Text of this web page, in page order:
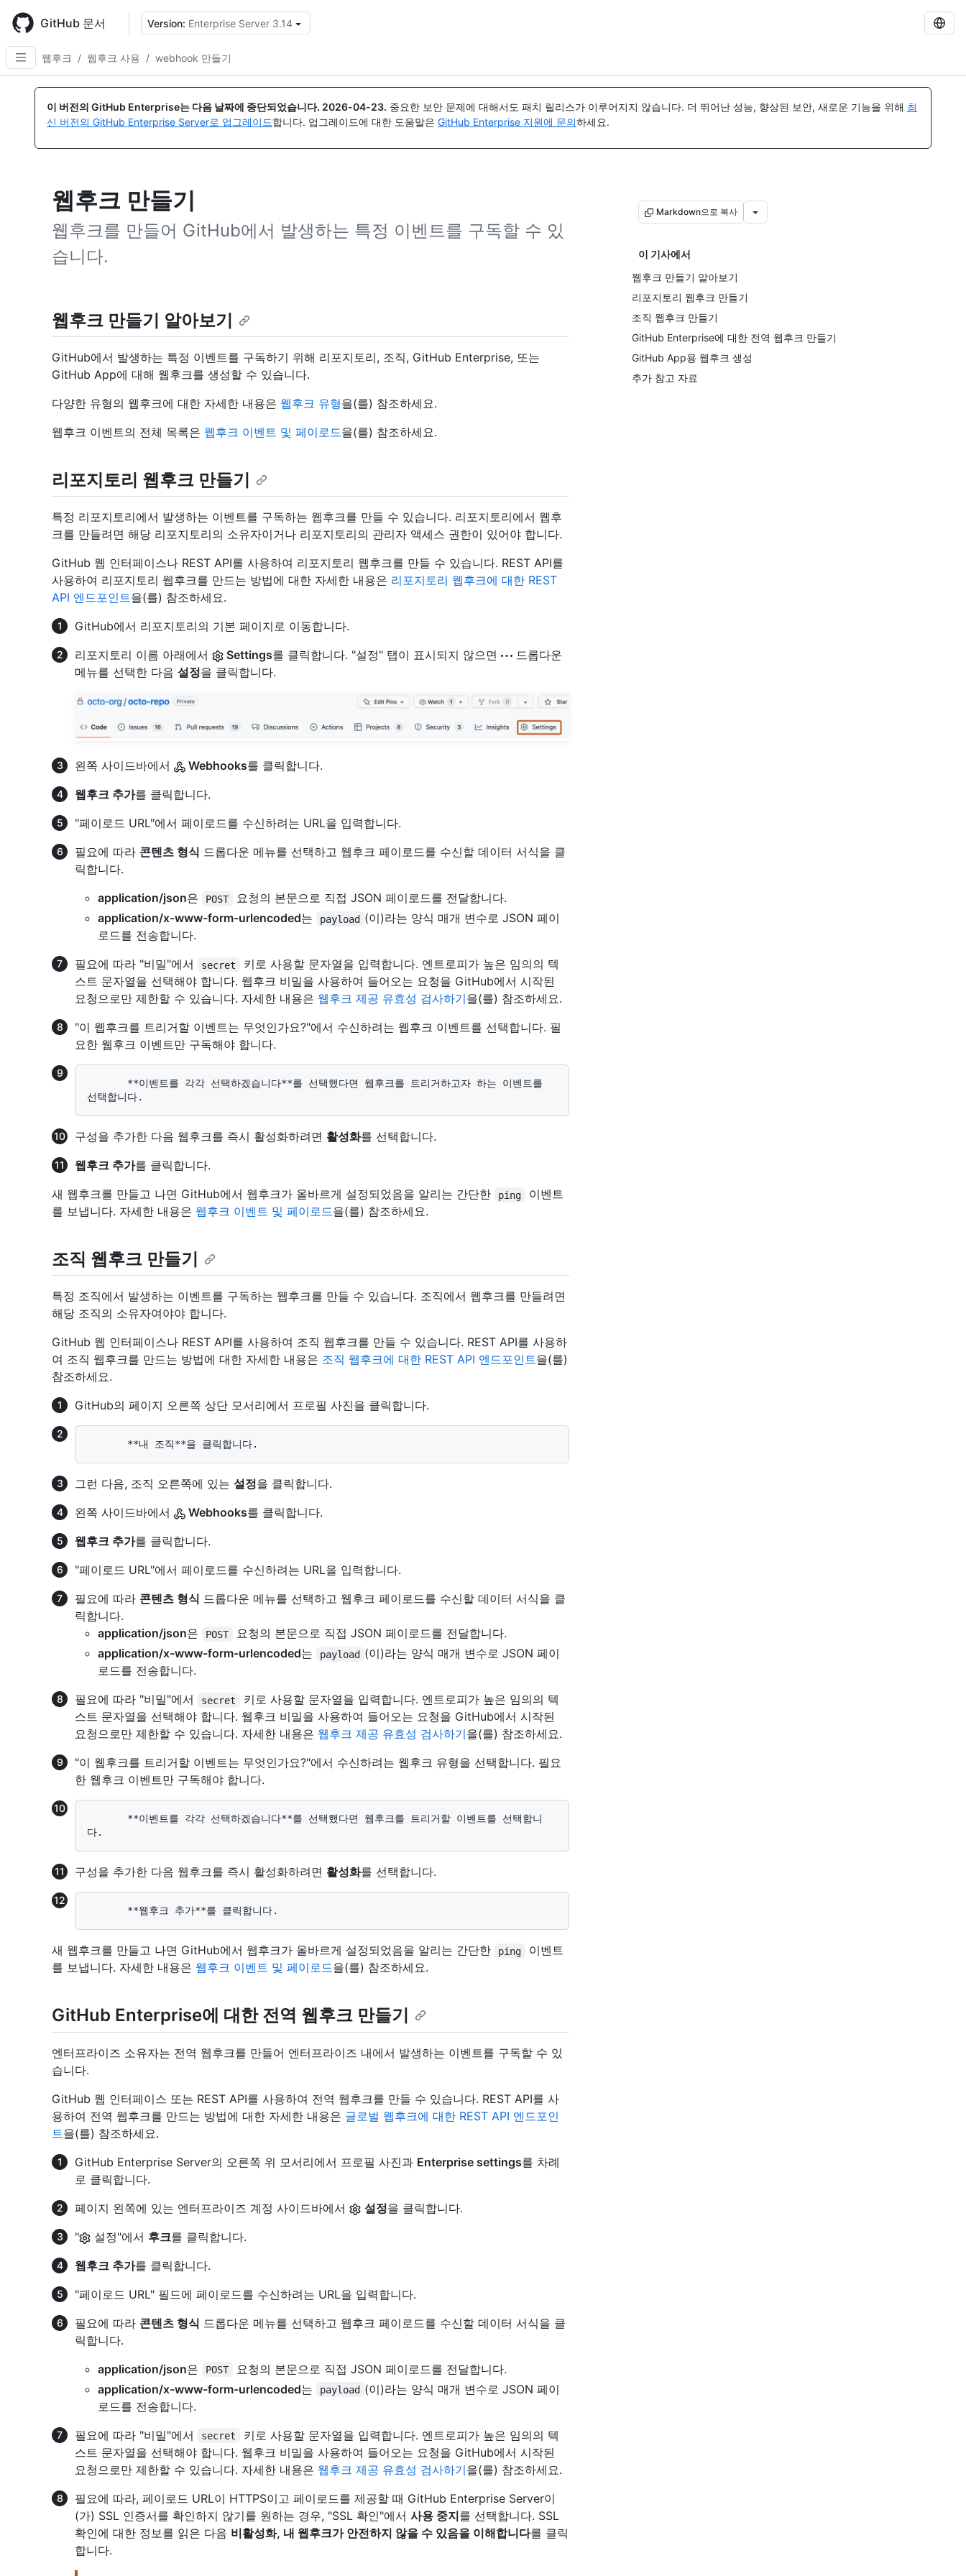
main
content
GitHub 문서 Version: Enterprise Server 3.14
웹후크
/ 웹후크 사용 / webhook 만들기
이 버전의 GitHub Enterprise는 다음 날짜에 중단되었습니다. 2026-04-23. 중요한 보안 문제에 대해서도 패치 릴리스가 이루어지지 않습니다. 더 뛰어난 성능, 향상된 보안, 새로운 기능을 위해 최
신 버전의 GitHub Enterprise Server로 업그레이드합니다. 업그레이드에 대한 도움말은 GitHub Enterprise 지원에 문의하세요.
웹후크 만들기
웹후크를 만들어 GitHub에서 발생하는 특정 이벤트를 구독할 수 있
습니다.
Markdown으로 복사
이 기사에서
웹후크 만들기 알아보기
리포지토리 웹후크 만들기
조직 웹후크 만들기
GitHub Enterprise에 대한 전역 웹후크 만들기
GitHub App용 웹후크 생성
추가 참고 자료
웹후크 만들기 알아보기
GitHub에서 발생하는 특정 이벤트를 구독하기 위해 리포지토리, 조직, GitHub Enterprise, 또는
GitHub App에 대해 웹후크를 생성할 수 있습니다.
다양한 유형의 웹후크에 대한 자세한 내용은 웹후크 유형을(를) 참조하세요.
웹후크 이벤트의 전체 목록은 웹후크 이벤트 및 페이로드을(를) 참조하세요.
리포지토리 웹후크 만들기
특정 리포지토리에서 발생하는 이벤트를 구독하는 웹후크를 만들 수 있습니다. 리포지토리에서 웹후
크를 만들려면 해당 리포지토리의 소유자이거나 리포지토리의 관리자 액세스 권한이 있어야 합니다.
GitHub 웹 인터페이스나 REST API를 사용하여 리포지토리 웹후크를 만들 수 있습니다. REST API를
사용하여 리포지토리 웹후크를 만드는 방법에 대한 자세한 내용은 리포지토리 웹후크에 대한 REST
API 엔드포인트을(를) 참조하세요.
GitHub에서 리포지토리의 기본 페이지로 이동합니다.
리포지토리 이름 아래에서
Settings를 클릭합니다. "설정" 탭이 표시되지 않으면
드롭다운
메뉴를 선택한 다음 설정을 클릭합니다.
왼쪽 사이드바에서 Webhooks를 클릭합니다.
웹후크 추가를 클릭합니다.
"페이로드 URL"에서 페이로드를 수신하려는 URL을 입력합니다.
필요에 따라 콘텐츠 형식 드롭다운 메뉴를 선택하고 웹후크 페이로드를 수신할 데이터 서식을 클
릭합니다.
application/json은 POST
요청의 본문으로 직접 JSON 페이로드를 전달합니다.
application/x-www-form-urlencoded는 payload (이)라는 양식 매개 변수로 JSON 페이
로드를 전송합니다.
필요에 따라 "비밀"에서
secret
키로 사용할 문자열을 입력합니다. 엔트로피가 높은 임의의 텍
스트 문자열을 선택해야 합니다. 웹후크 비밀을 사용하여 들어오는 요청을 GitHub에서 시작된
요청으로만 제한할 수 있습니다. 자세한 내용은 웹후크 제공 유효성 검사하기을(를) 참조하세요.
"이 웹후크를 트리거할 이벤트는 무엇인가요?"에서 수신하려는 웹후크 이벤트를 선택합니다. 필
요한 웹후크 이벤트만 구독해야 합니다.
구성을 추가한 다음 웹후크를 즉시 활성화하려면 활성화를 선택합니다.
웹후크 추가를 클릭합니다.
새 웹후크를 만들고 나면 GitHub에서 웹후크가 올바르게 설정되었음을 알리는 간단한
ping
이벤트
를 보냅니다. 자세한 내용은 웹후크 이벤트 및 페이로드을(를) 참조하세요.
조직 웹후크 만들기
특정 조직에서 발생하는 이벤트를 구독하는 웹후크를 만들 수 있습니다. 조직에서 웹후크를 만들려면
해당 조직의 소유자여야야 합니다.
GitHub 웹 인터페이스나 REST API를 사용하여 조직 웹후크를 만들 수 있습니다. REST API를 사용하
여 조직 웹후크를 만드는 방법에 대한 자세한 내용은 조직 웹후크에 대한 REST API 엔드포인트을(를)
참조하세요.
GitHub의 페이지 오른쪽 상단 모서리에서 프로필 사진을 클릭합니다.
그런 다음, 조직 오른쪽에 있는 설정을 클릭합니다.
왼쪽 사이드바에서
Webhooks를 클릭합니다.
웹후크 추가를 클릭합니다.
"페이로드 URL"에서 페이로드를 수신하려는 URL을 입력합니다.
필요에 따라 콘텐츠 형식 드롭다운 메뉴를 선택하고 웹후크 페이로드를 수신할 데이터 서식을 클
릭합니다.
application/json은 POST
요청의 본문으로 직접 JSON 페이로드를 전달합니다.
application/x-www-form-urlencoded는 payload (이)라는 양식 매개 변수로 JSON 페이
로드를 전송합니다.
필요에 따라 "비밀"에서
secret
키로 사용할 문자열을 입력합니다. 엔트로피가 높은 임의의 텍
스트 문자열을 선택해야 합니다. 웹후크 비밀을 사용하여 들어오는 요청을 GitHub에서 시작된
요청으로만 제한할 수 있습니다. 자세한 내용은 웹후크 제공 유효성 검사하기을(를) 참조하세요.
"이 웹후크를 트리거할 이벤트는 무엇인가요?"에서 수신하려는 웹후크 유형을 선택합니다. 필요
한 웹후크 이벤트만 구독해야 합니다.
구성을 추가한 다음 웹후크를 즉시 활성화하려면 활성화를 선택합니다.
새 웹후크를 만들고 나면 GitHub에서 웹후크가 올바르게 설정되었음을 알리는 간단한 ping
이벤트
를 보냅니다. 자세한 내용은 웹후크 이벤트 및 페이로드을(를) 참조하세요.
GitHub Enterprise에 대한 전역 웹후크 만들기
엔터프라이즈 소유자는 전역 웹후크를 만들어 엔터프라이즈 내에서 발생하는 이벤트를 구독할 수 있
습니다.
GitHub 웹 인터페이스 또는 REST API를 사용하여 전역 웹후크를 만들 수 있습니다. REST API를 사
용하여 전역 웹후크를 만드는 방법에 대한 자세한 내용은 글로벌 웹후크에 대한 REST API 엔드포인
트을(를) 참조하세요.
GitHub Enterprise Server의 오른쪽 위 모서리에서 프로필 사진과 Enterprise settings를 차례
로 클릭합니다.
페이지 왼쪽에 있는 엔터프라이즈 계정 사이드바에서
설정을 클릭합니다.
"
설정"에서 후크를 클릭합니다.
웹후크 추가를 클릭합니다.
"페이로드 URL" 필드에 페이로드를 수신하려는 URL을 입력합니다.
필요에 따라 콘텐츠 형식 드롭다운 메뉴를 선택하고 웹후크 페이로드를 수신할 데이터 서식을 클
릭합니다.
application/json은 POST
요청의 본문으로 직접 JSON 페이로드를 전달합니다.
application/x-www-form-urlencoded는 payload (이)라는 양식 매개 변수로 JSON 페이
로드를 전송합니다.
필요에 따라 "비밀"에서
secret
키로 사용할 문자열을 입력합니다. 엔트로피가 높은 임의의 텍
스트 문자열을 선택해야 합니다. 웹후크 비밀을 사용하여 들어오는 요청을 GitHub에서 시작된
요청으로만 제한할 수 있습니다. 자세한 내용은 웹후크 제공 유효성 검사하기을(를) 참조하세요.
필요에 따라, 페이로드 URL이 HTTPS이고 페이로드를 제공할 때 GitHub Enterprise Server이
(가) SSL 인증서를 확인하지 않기를 원하는 경우, "SSL 확인"에서 사용 중지를 선택합니다. SSL
확인에 대한 정보를 읽은 다음 비활성화, 내 웹후크가 안전하지 않을 수 있음을 이해합니다를 클릭
합니다.